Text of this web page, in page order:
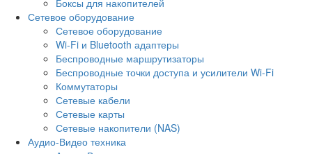
Сетевое оборудование
Сетевое оборудование
Wi-Fi и Bluetooth адаптеры
Беспроводные маршрутизаторы
Беспроводные точки доступа и усилители Wi-Fi
Коммутаторы
Сетевые кабели
Сетевые карты
Сетевые накопители (NAS)
Аудио-Видео техника